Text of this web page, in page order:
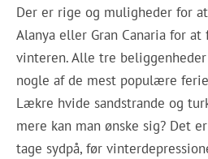
Der er rige og muligheder for
Alanya eller Gran Canaria for
vinteren. Alle tre
nogle af de mest populære
Lækre hvide sandstrande og
mere kan man ønske sig? Det
tage sydpå, før